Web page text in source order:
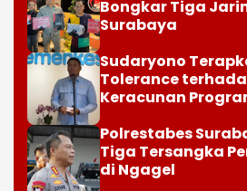
Bongkar Tiga
Surabaya
Sudaryono
Tolerance
Keracunan
Polrestabes
Tiga Tersangka
di Ngagel